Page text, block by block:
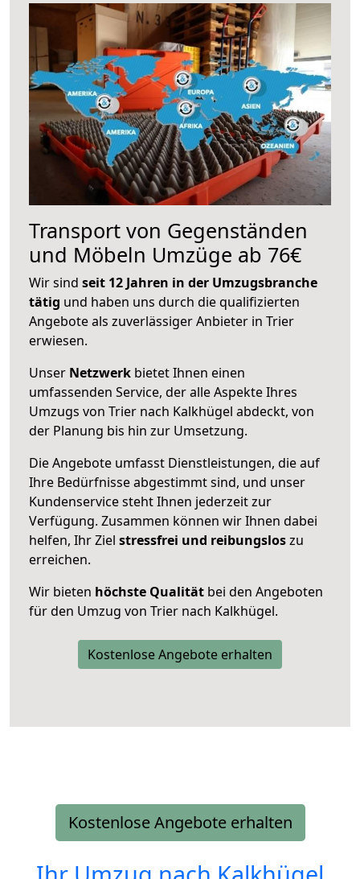
Transport von Gegenständen
und Möbeln Umzüge ab 76€
Wir sind seit 12 Jahren in der Umzugsbranche
tätig und haben uns durch die qualifizierten
Angebote als zuverlässiger Anbieter in Trier
erwiesen.
Unser Netzwerk bietet Ihnen einen
umfassenden Service, der alle Aspekte Ihres
Umzugs von Trier nach Kalkhügel abdeckt, von
der Planung bis hin zur Umsetzung.
Die Angebote umfasst Dienstleistungen, die auf
Ihre Bedürfnisse abgestimmt sind, und unser
Kundenservice steht Ihnen jederzeit zur
Verfügung. Zusammen können wir Ihnen dabei
helfen, Ihr Ziel stressfrei und reibungsloszu
erreichen.
Wir bieten höchste Qualität bei den Angeboten
für den Umzug von Trier nach Kalkhügel.
Kostenlose Angebote erhalten
Kostenlose Angebote erhalten